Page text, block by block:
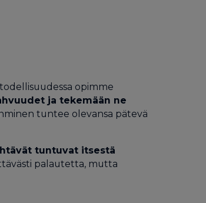
opimme
ja tekemään ne
tuntee olevansa pätevä
tuntuvat itsestä
palautetta, mutta